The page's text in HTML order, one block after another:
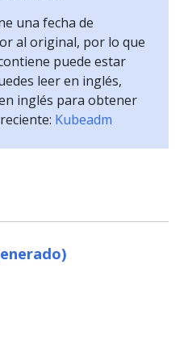
una fecha de
al original, por lo que
puede estar
leer en inglés,
inglés para obtener
Kubeadm